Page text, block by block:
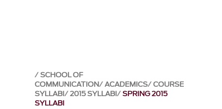
SCHOOL OF
COMMUNICATION ACADEMICS COURSE
SYLLABI 2015 SYLLABI SPRING 2015
SYLLABI